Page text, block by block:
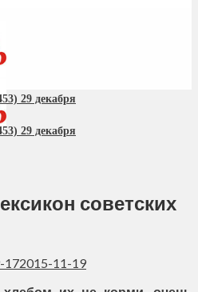
29 декабря
29 декабря
советских
172015-11-19